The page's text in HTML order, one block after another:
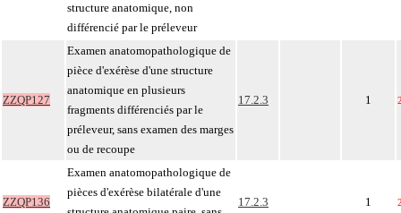
structure anatomique, non
différencié par le préleveur
ZZQP127
Examen anatomopathologique de
pièce d'exérèse d'une structure
anatomique en plusieurs
fragments différenciés par le
préleveur, sans examen des marges
ou de recoupe
17.2.3 1
ZZQP136
Examen anatomopathologique de
pièces d'exérèse bilatérale d'une
17.2.3 1